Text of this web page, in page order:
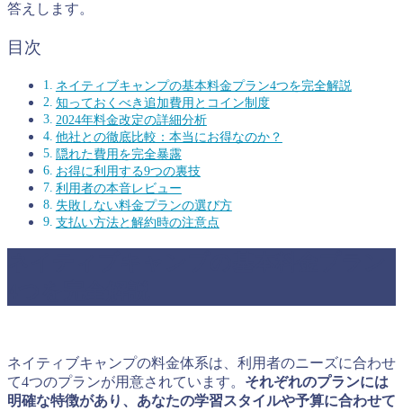
答えします。
目次
ネイティブキャンプの基本料金プラン4つを完全解説
知っておくべき追加費用とコイン制度
2024年料金改定の詳細分析
他社との徹底比較：本当にお得なのか？
隠れた費用を完全暴露
お得に利用する9つの裏技
利用者の本音レビュー
失敗しない料金プランの選び方
支払い方法と解約時の注意点
ネイティブキャンプの料金体系は、利用者のニーズに合わせ
て4つのプランが用意されています。 それぞれのプランには
明確な特徴があり、あなたの学習スタイルや予算に合わせて